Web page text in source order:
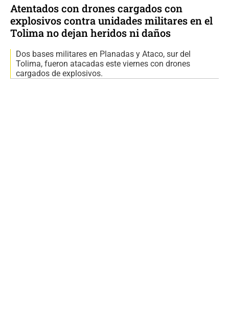
Atentados con drones cargados con
explosivos contra unidades militares en el
Tolima no dejan heridos ni daños
Dos bases militares en Planadas y Ataco, sur del
Tolima, fueron atacadas este viernes con drones
cargados de explosivos.